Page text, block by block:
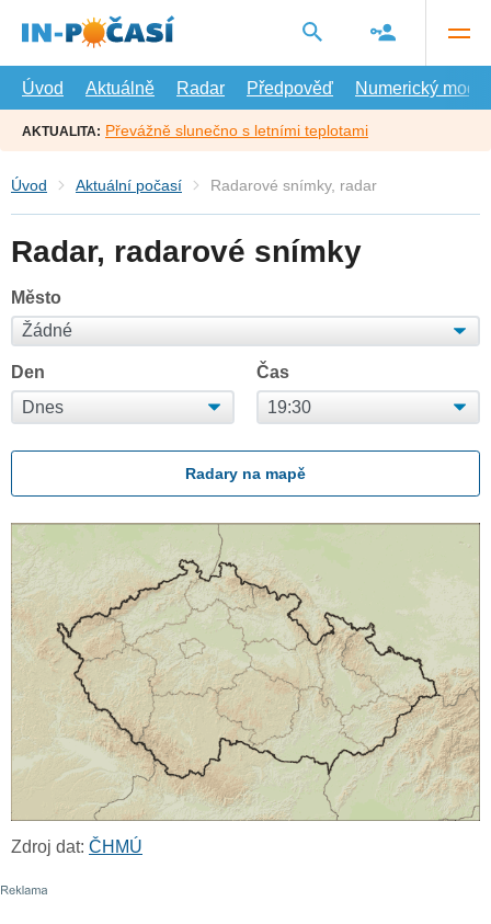
hlavní
Úvod
Aktuálně Radar Předpověď Numerický model
AKTUALITA: Převážně slunečno s letními teplotami
Úvod Aktuální počasí Radarové snímky, radar
Radar, radarové snímky
Město
Den Čas
Radary na mapě
Zdroj dat: ČHMÚ